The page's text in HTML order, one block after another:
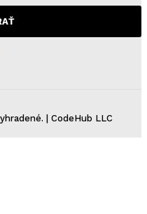
| CodeHub LLC